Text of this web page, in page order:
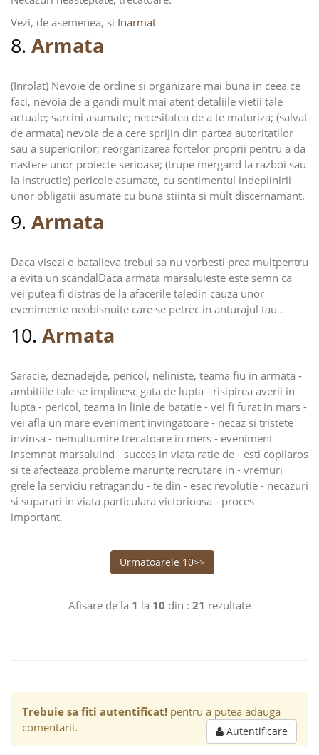
Vezi, de asemenea, si Inarmat
8. Armata
(Inrolat) Nevoie de ordine si organizare mai buna in ceea ce
faci, nevoia de a gandi mult mai atent detaliile vietii tale
actuale; sarcini asumate; necesitatea de a te maturiza; (salvat
de armata) nevoia de a cere sprijin din partea autoritatilor
sau a superiorilor; reorganizarea fortelor proprii pentru a da
nastere unor proiecte serioase; (trupe mergand la razboi sau
la instructie) pericole asumate, cu sentimentul indeplinirii
unor obligatii asumate cu buna stiinta si mult discernamant.
9. Armata
Daca visezi o batalieva trebui sa nu vorbesti prea multpentru
a evita un scandalDaca armata marsaluieste este semn ca
vei putea fi distras de la afacerile taledin cauza unor
evenimente neobisnuite care se petrec in anturajul tau .
10. Armata
Saracie, deznadejde, pericol, neliniste, teama fiu in armata -
ambitiile tale se implinesc gata de lupta - risipirea averii in
lupta - pericol, teama in linie de batatie - vei fi furat in mars -
vei afla un mare eveniment invingatoare - necaz si tristete
invinsa - nemultumire trecatoare in mers - eveniment
insemnat marsaluind - succes in viata ratie de - esti copilaros
si te afecteaza probleme marunte recrutare in - vremuri
grele la serviciu retragandu - te din - esec revolutie - necazuri
si suparari in viata particulara victorioasa - proces
important.
Urmatoarele 10>>
Afisare de la 1 la 10 din : 21 rezultate
Trebuie sa fiti autentificat! pentru a putea adauga
comentarii.
Autentificare